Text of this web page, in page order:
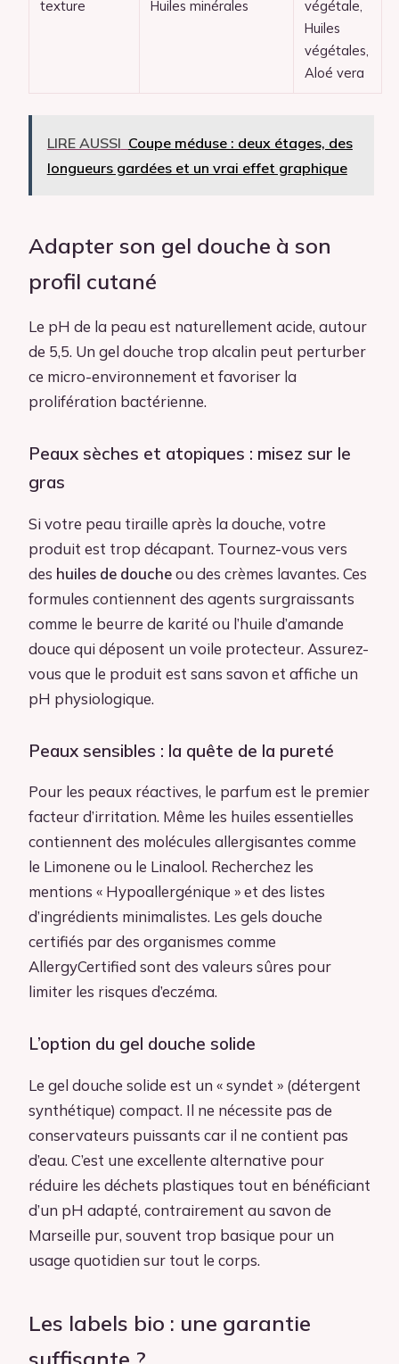
texture
Huiles minérales
végétale,
Huiles
végétales,
Aloé vera
LIRE AUSSI Coupe méduse : deux étages, des
longueurs gardées et un vrai effet graphique
Adapter son gel douche à son
profil cutané
Le pH de la peau est naturellement acide, autour
de 5,5. Un gel douche trop alcalin peut perturber
ce micro-environnement et favoriser la
prolifération bactérienne.
Peaux sèches et atopiques : misez sur le
gras
Si votre peau tiraille après la douche, votre
produit est trop décapant. Tournez-vous vers
des huiles de doucheou des crèmes lavantes. Ces
formules contiennent des agents surgraissants
comme le beurre de karité ou l’huile d’amande
douce qui déposent un voile protecteur. Assurez-
vous que le produit est sans savon et affiche un
pH physiologique.
Peaux sensibles : la quête de la pureté
Pour les peaux réactives, le parfum est le premier
facteur d’irritation. Même les huiles essentielles
contiennent des molécules allergisantes comme
le Limonene ou le Linalool. Recherchez les
mentions « Hypoallergénique » et des listes
d’ingrédients minimalistes. Les gels douche
certifiés par des organismes comme
AllergyCertified sont des valeurs sûres pour
limiter les risques d’eczéma.
L’option du gel douche solide
Le gel douche solide est un « syndet » (détergent
synthétique) compact. Il ne nécessite pas de
conservateurs puissants car il ne contient pas
d’eau. C’est une excellente alternative pour
réduire les déchets plastiques tout en bénéficiant
d’un pH adapté, contrairement au savon de
Marseille pur, souvent trop basique pour un
usage quotidien sur tout le corps.
Les labels bio : une garantie